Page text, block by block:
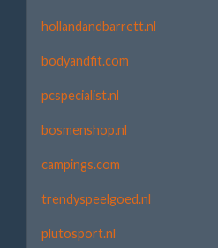
hollandandbarrett.nl
bodyandfit.com
pcspecialist.nl
bosmenshop.nl
campings.com
trendyspeelgoed.nl
plutosport.nl